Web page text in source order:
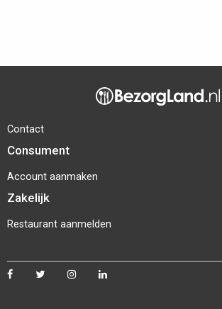
Contact
Consument
Account aanmaken
Zakelijk
Restaurant aanmelden